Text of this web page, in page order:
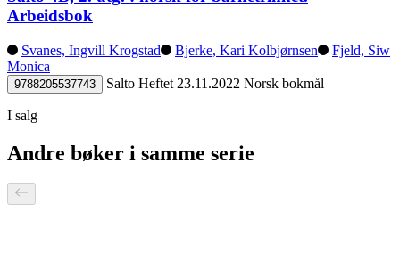
Arbeidsbok
Svanes, Ingvill Krogstad Bjerke, Kari Kolbjørnsen
Fjeld, Siw
Monica
9788205537743 Salto Heftet 23.11.2022 Norsk bokmål
I salg
Andre bøker i samme serie